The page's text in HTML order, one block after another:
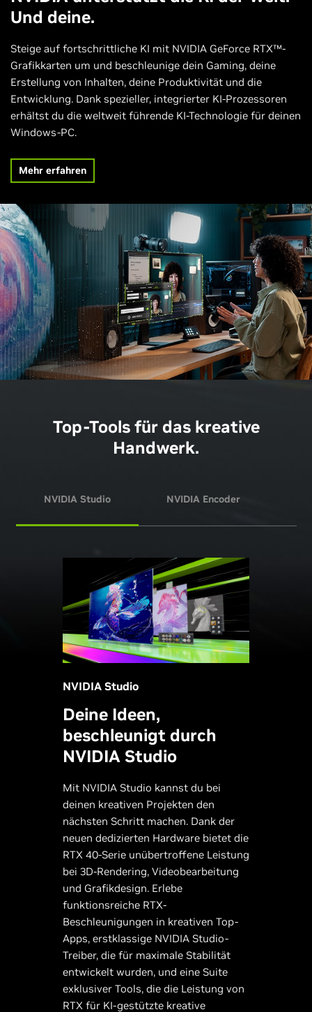
Und deine.
Steige auf fortschrittliche KI mit NVIDIA GeForce RTX™-
Grafikkarten um und beschleunige dein Gaming, deine
Erstellung von Inhalten, deine Produktivität und die
Entwicklung. Dank spezieller, integrierter KI-Prozessoren
erhältst du die weltweit führende KI-Technologie für deinen
Windows-PC.
Mehr erfahren
Top-Tools für das kreative
Handwerk.
NVIDIA Studio NVIDIA Encoder
NVIDIA Studio
Deine Ideen,
beschleunigt durch
NVIDIA Studio
Mit NVIDIA Studio kannst du bei
deinen kreativen Projekten den
nächsten Schritt machen. Dank der
neuen dedizierten Hardware bietet die
RTX 40-Serie unübertroffene Leistung
bei 3D-Rendering, Videobearbeitung
und Grafikdesign. Erlebe
funktionsreiche RTX-
Beschleunigungen in kreativen Top-
Apps, erstklassige NVIDIA Studio-
Treiber, die für maximale Stabilität
entwickelt wurden, und eine Suite
exklusiver Tools, die die Leistung von
RTX für KI-gestützte kreative